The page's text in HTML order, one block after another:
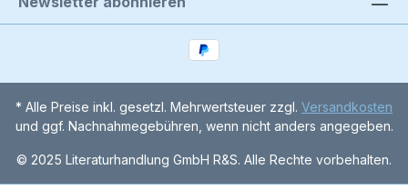
* Alle Preise inkl. gesetzl. Mehrwertsteuer zzgl. Versandkosten
und ggf. Nachnahmegebühren, wenn nicht anders angegeben.
© 2025 Literaturhandlung GmbH R&S. Alle Rechte vorbehalten.